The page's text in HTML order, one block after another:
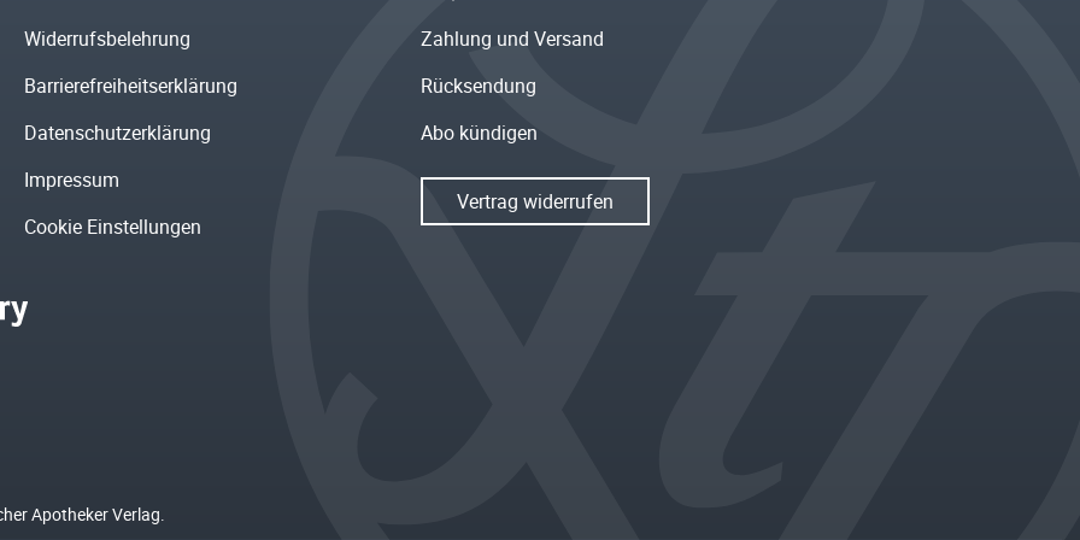
Widerrufsbelehrung
Barrierefreiheitserklärung
Datenschutzerklärung
Impressum
Cookie Einstellungen
Zahlung und Versand
Rücksendung
Abo kündigen
Vertrag widerrufen
Apotheker Verlag.